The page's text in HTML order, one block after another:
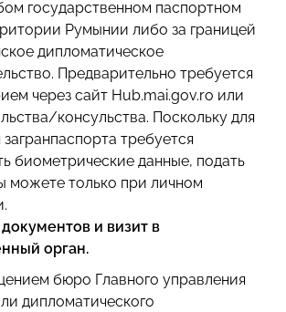
государственном паспортном
Румынии либо за границей
дипломатическое
Предварительно требуется
через сайт Hub.mai.gov.ro или
консульства. Поскольку для
требуется
биометрические данные, подать
можете только при личном
и визит в
орган.
бюро Главного управления
дипломатического